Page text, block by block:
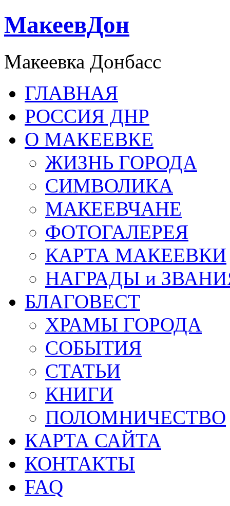
МакеевДон
Макеевка Донбасс
ГЛАВНАЯ
РОССИЯ ДНР
О МАКЕЕВКЕ
ЖИЗНЬ ГОРОДА
СИМВОЛИКА
МАКЕЕВЧАНЕ
ФОТОГАЛЕРЕЯ
КАРТА МАКЕЕВКИ
НАГРАДЫ и
БЛАГОВЕСТ
ХРАМЫ ГОРОДА
СОБЫТИЯ
СТАТЬИ
КНИГИ
ПОЛОМНИЧЕСТВО
КАРТА САЙТА
КОНТАКТЫ
FAQ